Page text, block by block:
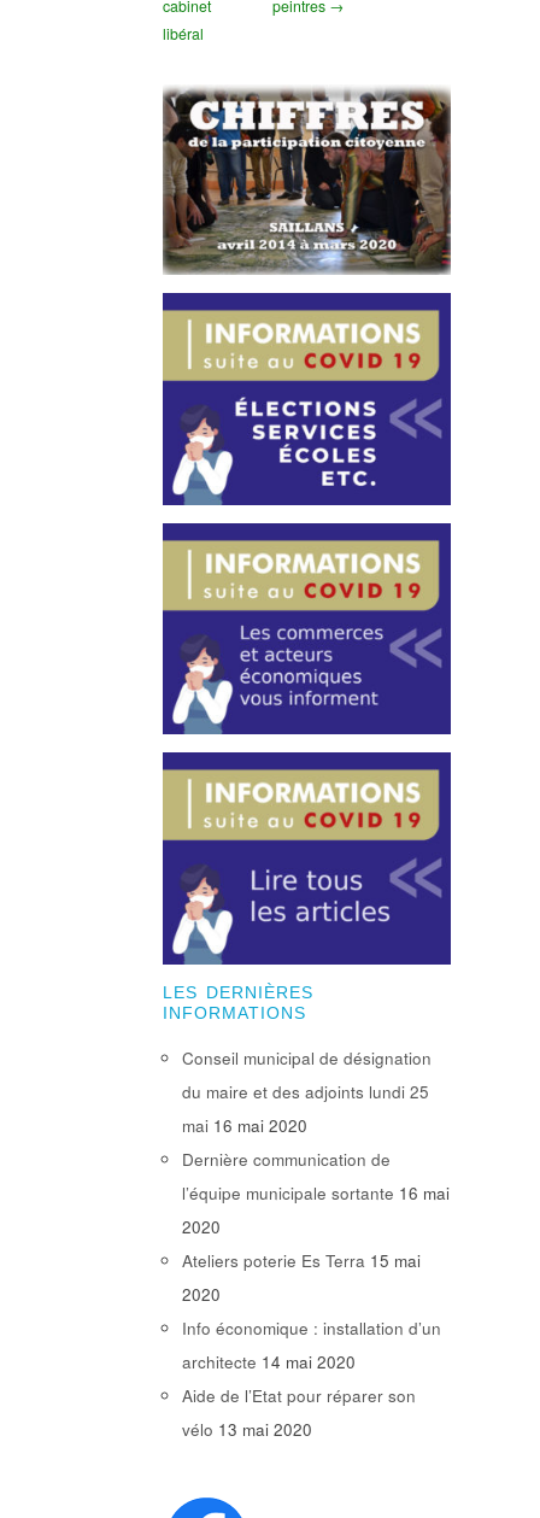
cabinet
libéral
peintres →
LES DERNIÈRES
INFORMATIONS
Conseil municipal de désignation
du maire et des adjoints lundi 25
mai 16 mai 2020
Dernière communication de
l’équipe municipale sortante 16 mai
2020
Ateliers poterie Es Terra 15 mai
2020
Info économique : installation d’un
architecte 14 mai 2020
Aide de l’Etat pour réparer son
vélo 13 mai 2020